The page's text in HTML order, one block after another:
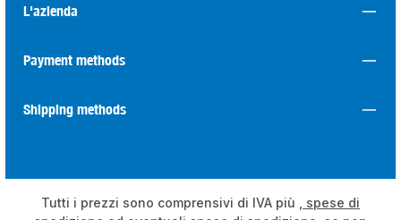
L'azienda
Payment methods
Shipping methods
Tutti i prezzi sono comprensivi di IVA più
, spese di